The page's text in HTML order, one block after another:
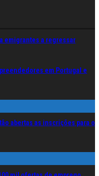
emigrantes a regressar
em Portugal e
abertas as inscrições para o